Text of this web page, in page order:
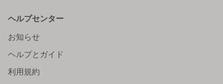
ヘルプセンター
お知らせ
ヘルプとガイド
利用規約